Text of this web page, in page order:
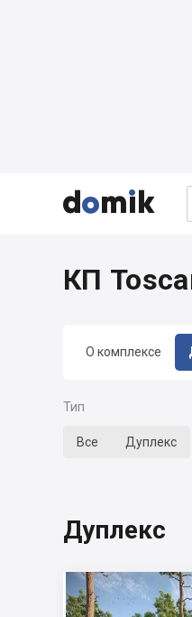



О комплексе
КП
Тип
Все Дуплекс
Дуплекс